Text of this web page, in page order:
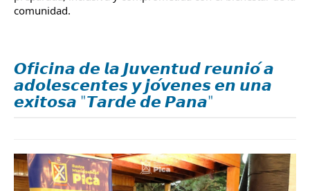
comunidad.
𝙊𝙛𝙞𝙘𝙞𝙣𝙖 𝙙𝙚 𝙡𝙖 𝙅𝙪𝙫𝙚𝙣𝙩𝙪𝙙 𝙧𝙚𝙪𝙣𝙞𝙤́ 𝙖
𝙖𝙙𝙤𝙡𝙚𝙨𝙘𝙚𝙣𝙩𝙚𝙨 𝙮 𝙟𝙤́𝙫𝙚𝙣𝙚𝙨 𝙚𝙣 𝙪𝙣𝙖
𝙚𝙭𝙞𝙩𝙤𝙨𝙖 "𝙏𝙖𝙧𝙙𝙚 𝙙𝙚 𝙋𝙖𝙣𝙖"